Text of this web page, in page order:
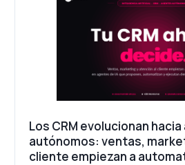
Los CRM evolucionan
autónomos: ventas,
cliente empiezan a